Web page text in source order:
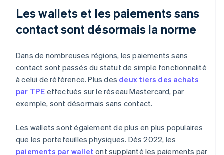
Les wallets et les paiements sans
contact sont désormais la norme
Dans de nombreuses régions, les paiements sans
contact sont passés du statut de simple fonctionnalité
à celui de référence. Plus des deux tiers des achats
par TPE effectués sur le réseau Mastercard, par
exemple, sont désormais sans contact.
Les wallets sont également de plus en plus populaires
que les portefeuilles physiques. Dès 2022, les
paiements par wallet ont supplanté les paiements par